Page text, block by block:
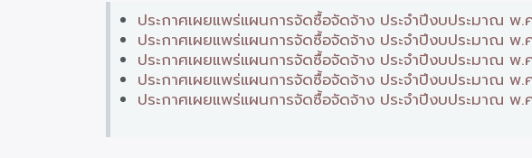
ประกาศเผยแพร่แผนการจัดซื้อจัดจ้าง ประจำปีงบประมาณ พ
ประกาศเผยแพร่แผนการจัดซื้อจัดจ้าง ประจำปีงบประมาณ พ
ประกาศเผยแพร่แผนการจัดซื้อจัดจ้าง ประจำปีงบประมาณ พ
ประกาศเผยแพร่แผนการจัดซื้อจัดจ้าง ประจำปีงบประมาณ พ
ประกาศเผยแพร่แผนการจัดซื้อจัดจ้าง ประจำปีงบประมาณ พ